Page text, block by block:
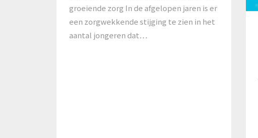
groeiende zorg In de afgelopen jaren is er
een zorgwekkende stijging te zien in het
aantal jongeren dat…